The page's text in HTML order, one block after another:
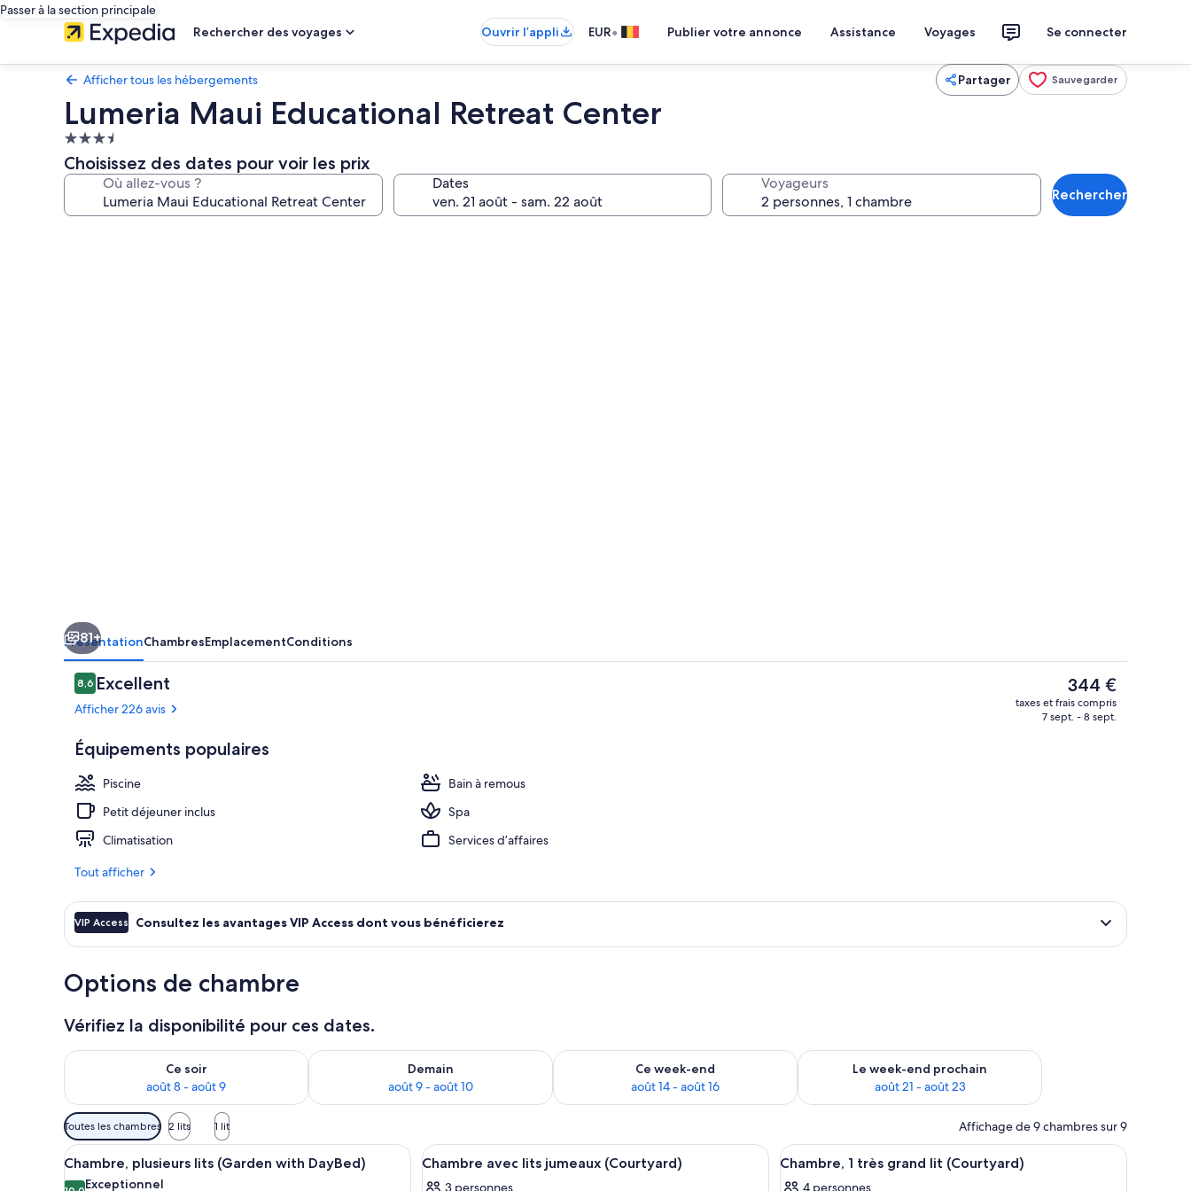
Passer à la section principale
Rechercher des voyages
Ouvrir l’appli EUR• Publier votre annonce Assistance Voyages Se connecter
Afficher tous les hébergements Partager Sauvegarder
Lumeria Maui Educational Retreat Center
Hébergement
3.5 étoiles
Choisissez des dates pour voir les prix
Où allez-vous ? Dates Voyageurs
Rechercher
Enceinte de l’hébergement
81+
PrésentationChambresEmplacementConditions
Avis
voyageurs
8,68,6 sur 10
Excellent
Afficher 226 avis
Équipements populaires
Piscine
Bain à remous
Petit déjeuner inclus
Spa
Climatisation
Services d’affaires
Tout afficher
Le
prix
actuel
344 €
taxes et frais compris
7 sept. - 8 sept.
VIP Access Consultez les avantages VIP Access dont vous bénéficierez
Options de chambre
Vérifiez la disponibilité pour ces dates.
Ce soir
août 8 - août 9
Vérifier la disponibilité pour ce soir août 8 - août 9
Demain
août 9 - août 10
Vérifier la disponibilité pour demain août 9 - août 10
Ce week-end
août 14 - août 16
Vérifier la disponibilité pour ce week-end août 14 - août 16
Le week-end prochain
août 21 - août 23
Vérifier la disponibilité pour le week-end prochain août 21 -
Filtres
disponibles
pour
les
Toutes les chambres 2 lits 1 lit Affichage de 9 chambres sur 9
Afficher
toutes
Une chambre d’hôtel avec un lit, un bureau, un ventilateur de plafond, une fenêtre et un tableau au mur.
5
Chambre, plusieurs lits (Garden with DayBed)
Exceptionnel
Afficher
toutes
Un lit double avec une tête de lit en bois, une table de chevet avec une lampe et un tableau encadré au mur.
5
Chambre avec lits jumeaux (Courtyard)
3 personnes
Afficher
toutes
Un lit à baldaquin avec une couvre-lit
5
Chambre, 1 très grand lit (Courtyard)
4 personnes